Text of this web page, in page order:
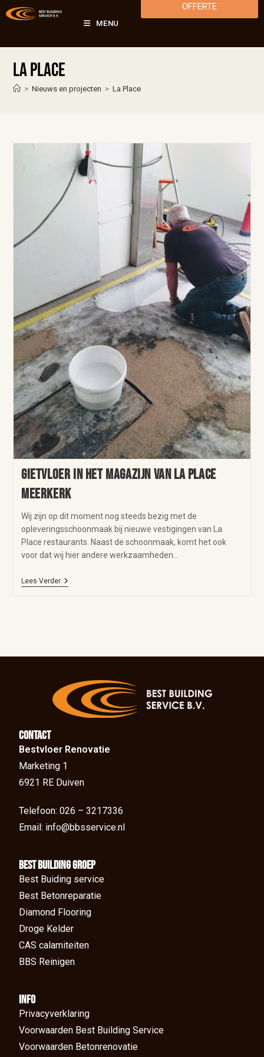
MENU
OFFERTE
La Place
> Nieuws en projecten > La Place
Gietvloer in het magazijn van La Place
Meerkerk
Wij zijn op dit moment nog steeds bezig met de
opleveringsschoonmaak bij nieuwe vestigingen van La
Place restaurants. Naast de schoonmaak, komt het ook
voor dat wij hier andere werkzaamheden…
Lees Verder
Contact
Bestvloer Renovatie
Marketing 1
6921 RE Duiven
Telefoon: 026 – 3217336
Email: info@bbsservice.nl
BEst Building groep
Best Buiding service
Best Betonreparatie
Diamond Flooring
Droge Kelder
CAS calamiteiten
BBS Reinigen
Info
Privacyverklaring
Voorwaarden Best Building Service
Voorwaarden Betonrenovatie